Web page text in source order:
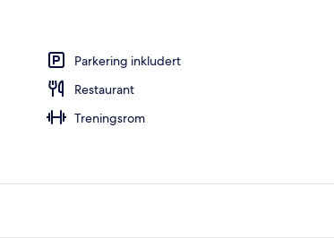
Parkering inkludert
Restaurant
Treningsrom